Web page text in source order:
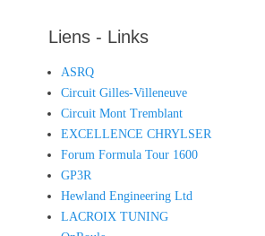
Liens - Links
ASRQ
Circuit Gilles-Villeneuve
Circuit Mont Tremblant
EXCELLENCE CHRYLSER
Forum Formula Tour 1600
GP3R
Hewland Engineering Ltd
LACROIX TUNING